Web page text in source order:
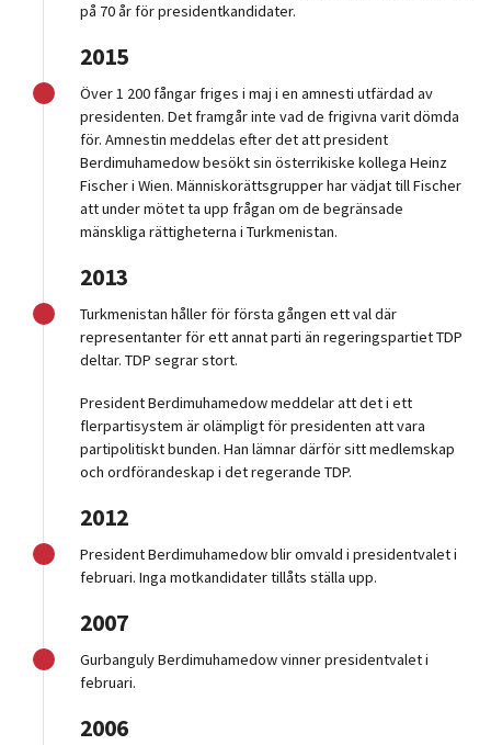
på 70 år för presidentkandidater.
2015
Över 1 200 fångar friges i maj i en amnesti utfärdad av
presidenten. Det framgår inte vad de frigivna varit dömda
för. Amnestin meddelas efter det att president
Berdimuhamedow besökt sin österrikiske kollega Heinz
Fischer i Wien. Människorättsgrupper har vädjat till Fischer
att under mötet ta upp frågan om de begränsade
mänskliga rättigheterna i Turkmenistan.
2013
Turkmenistan håller för första gången ett val där
representanter för ett annat parti än regeringspartiet TDP
deltar. TDP segrar stort.
President Berdimuhamedow meddelar att det i ett
flerpartisystem är olämpligt för presidenten att vara
partipolitiskt bunden. Han lämnar därför sitt medlemskap
och ordförandeskap i det regerande TDP.
2012
President Berdimuhamedow blir omvald i presidentvalet i
februari. Inga motkandidater tillåts ställa upp.
2007
Gurbanguly Berdimuhamedow vinner presidentvalet i
februari.
2006